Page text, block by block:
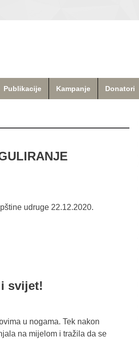
Publikacije Kampanje Donatori
udruge 22.12.2020.
svijet!
u nogama. Tek nakon
na mijelom i tražila da se